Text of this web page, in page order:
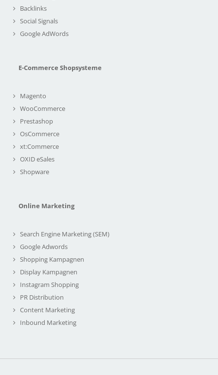
Backlinks
Social Signals
Google AdWords
E-Commerce Shopsysteme
Magento
WooCommerce
Prestashop
OsCommerce
xt:Commerce
OXID eSales
Shopware
Online Marketing
Search Engine Marketing (SEM)
Google Adwords
Shopping Kampagnen
Display Kampagnen
Instagram Shopping
PR Distribution
Content Marketing
Inbound Marketing